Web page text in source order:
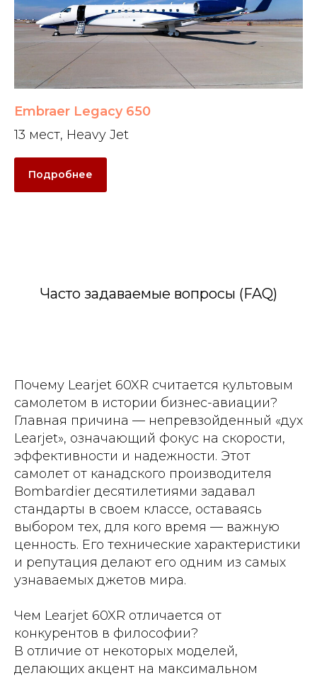
Embraer Legacy 650
13 мест, Heavy Jet
Подробнее
Часто задаваемые вопросы (FAQ)
Почему Learjet 60XR считается культовым
самолетом в истории бизнес-авиации?
Главная причина — непревзойденный «дух
Learjet», означающий фокус на скорости,
эффективности и надежности. Этот
самолет от канадского производителя
Bombardier десятилетиями задавал
стандарты в своем классе, оставаясь
выбором тех, для кого время — важную
ценность. Его технические характеристики
и репутация делают его одним из самых
узнаваемых джетов мира.
Чем Learjet 60XR отличается от
конкурентов в философии?
В отличие от некоторых моделей,
делающих акцент на максимальном